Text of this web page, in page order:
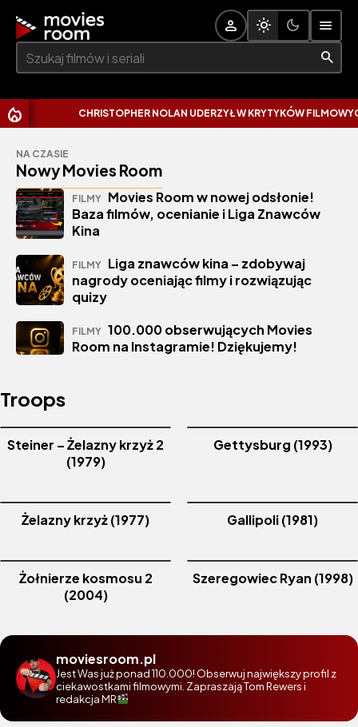
Szukaj:
CHRISTOPHER NOLAN UDERZYŁ W KRYTYKÓW
NA CZASIE
Nowy Movies Room
FILMY Movies Room w nowej odsłonie!
Baza filmów, ocenianie i Liga Znawców
Kina
FILMY Liga znawców kina – zdobywaj
nagrody oceniając filmy i rozwiązując
quizy
FILMY 100.000 obserwujących Movies
Room na Instagramie! Dziękujemy!
Troops
Steiner – Żelazny krzyż 2
(1979)
Gettysburg (1993)
Żelazny krzyż (1977) Gallipoli (1981)
Żołnierze kosmosu 2
(2004)
Szeregowiec Ryan (1998)
moviesroom.pl
Jest Was już ponad 110.000! Obserwuj największy profil z
ciekawostkami filmowymi. Zapraszają Tom Rewers i
redakcja MR